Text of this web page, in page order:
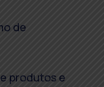
de
produtos e